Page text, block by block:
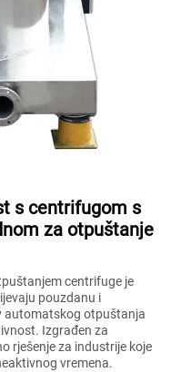
s centrifugom s
za otpuštanje
centrifuge je
pouzdanu i
automatskog otpuštanja
Izgrađen za
rješenje za industrije koje
vremena.